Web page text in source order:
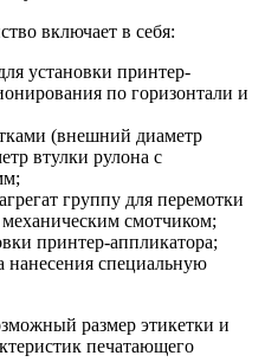
включает в себя:
установки принтер-
по горизонтали и
(внешний диаметр
втулки рулона с
группу для перемотки
смотчиком;
принтер-аппликатора;
нанесения специальную
размер этикетки и
печатающего